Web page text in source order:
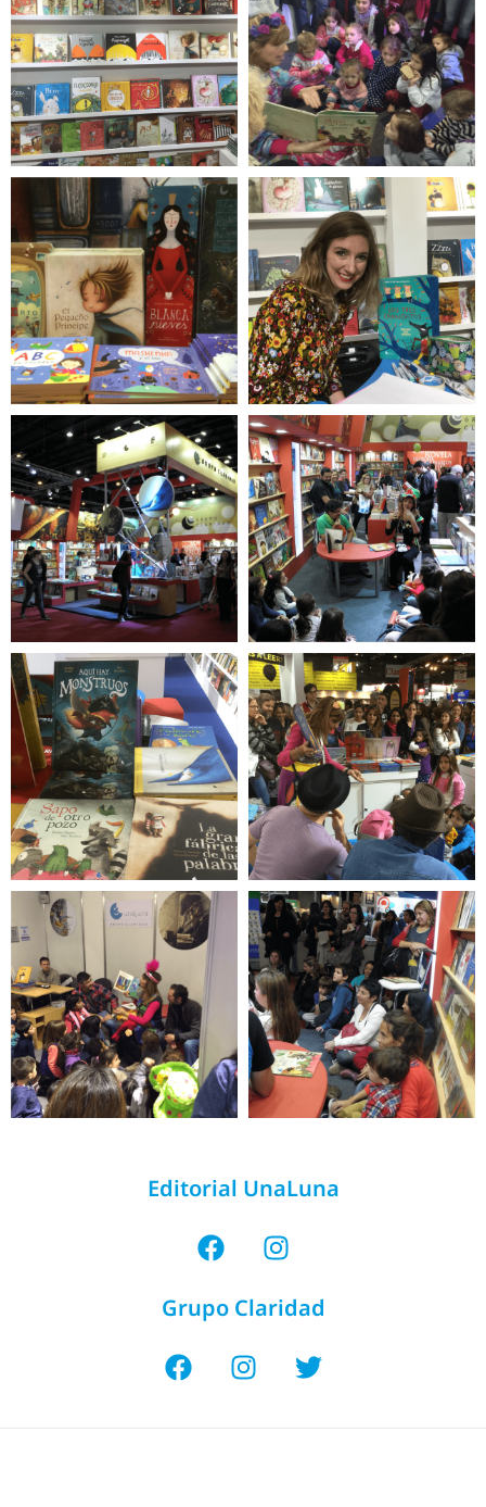
Editorial UnaLuna
Grupo Claridad